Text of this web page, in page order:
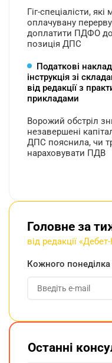
Гіг-спеціалісти,
оплачувану
доплатити ПДФО до
позиція ДПС
Податкові
інструкція зі
від редакції з
прикладами
Ворожий обстріл
незавершені
ДПС пояснила, чи
нараховувати ПДВ
Головне за
від редакції
Кожного
Останні